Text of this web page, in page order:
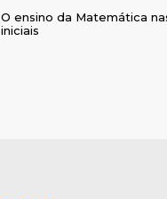
O ensino da Matemática
iniciais